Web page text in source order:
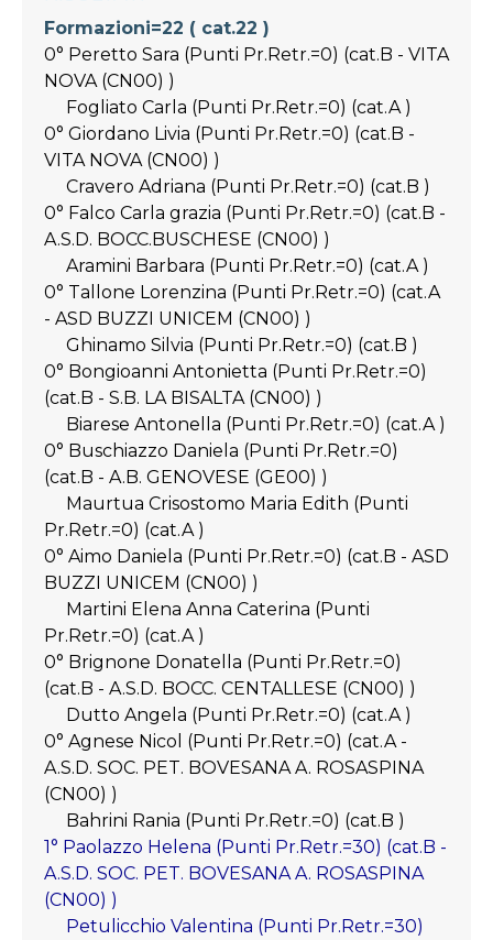
Formazioni=22 ( cat.22 )
0° Peretto Sara (Punti Pr.Retr.=0) (cat.B - VITA
NOVA (CN00) )
Fogliato Carla (Punti Pr.Retr.=0) (cat.A )
0° Giordano Livia (Punti Pr.Retr.=0) (cat.B -
VITA NOVA (CN00) )
Cravero Adriana (Punti Pr.Retr.=0) (cat.B )
0° Falco Carla grazia (Punti Pr.Retr.=0) (cat.B -
A.S.D. BOCC.BUSCHESE (CN00) )
Aramini Barbara (Punti Pr.Retr.=0) (cat.A )
0° Tallone Lorenzina (Punti Pr.Retr.=0) (cat.A
- ASD BUZZI UNICEM (CN00) )
Ghinamo Silvia (Punti Pr.Retr.=0) (cat.B )
0° Bongioanni Antonietta (Punti Pr.Retr.=0)
(cat.B - S.B. LA BISALTA (CN00) )
Biarese Antonella (Punti Pr.Retr.=0) (cat.A )
0° Buschiazzo Daniela (Punti Pr.Retr.=0)
(cat.B - A.B. GENOVESE (GE00) )
Maurtua Crisostomo Maria Edith (Punti
Pr.Retr.=0) (cat.A )
0° Aimo Daniela (Punti Pr.Retr.=0) (cat.B - ASD
BUZZI UNICEM (CN00) )
Martini Elena Anna Caterina (Punti
Pr.Retr.=0) (cat.A )
0° Brignone Donatella (Punti Pr.Retr.=0)
(cat.B - A.S.D. BOCC. CENTALLESE (CN00) )
Dutto Angela (Punti Pr.Retr.=0) (cat.A )
0° Agnese Nicol (Punti Pr.Retr.=0) (cat.A -
A.S.D. SOC. PET. BOVESANA A. ROSASPINA
(CN00) )
Bahrini Rania (Punti Pr.Retr.=0) (cat.B )
1° Paolazzo Helena (Punti Pr.Retr.=30) (cat.B -
A.S.D. SOC. PET. BOVESANA A. ROSASPINA
(CN00) )
Petulicchio Valentina (Punti Pr.Retr.=30)